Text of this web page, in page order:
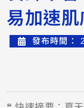
易加速
發布時間：